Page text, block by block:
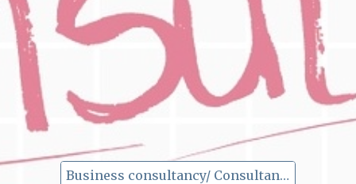
Business consultancy/ Consultanță în afaceri